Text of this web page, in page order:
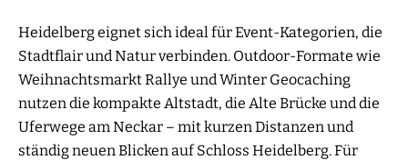
Heidelberg eignet sich ideal für Event-Kategorien, die
Stadtflair und Natur verbinden. Outdoor-Formate wie
Weihnachtsmarkt Rallye und Winter Geocaching
nutzen die kompakte Altstadt, die Alte Brücke und die
Uferwege am Neckar – mit kurzen Distanzen und
ständig neuen Blicken auf Schloss Heidelberg. Für